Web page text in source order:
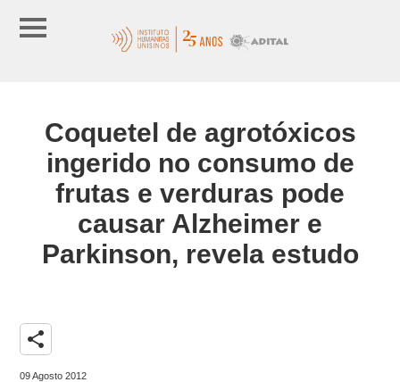
Coquetel de agrotóxicos
ingerido no consumo de
frutas e verduras pode
causar Alzheimer e
Parkinson, revela estudo
share
09 Agosto 2012